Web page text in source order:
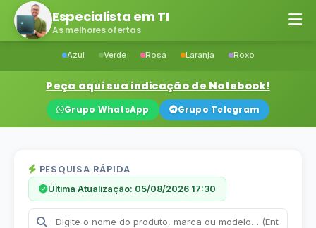
Especialista em TI
As melhores ofertas
Azul Verde Rosa Laranja Roxo
Peça aqui sua indicação de Notebook!
Grupo WhatsApp Grupo Telegram
PESQUISA RÁPIDA
Última Atualização: 05/08/2026 17:30